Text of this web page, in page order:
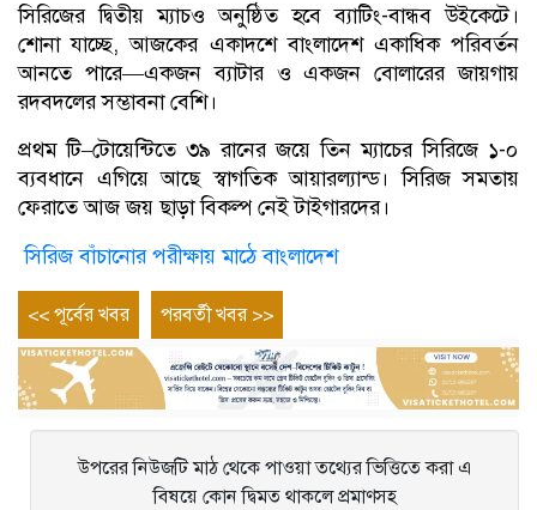
সিরিজের দ্বিতীয় ম্যাচও অনুষ্ঠিত হবে ব্যাটিং-বান্ধব উইকেটে।
শোনা যাচ্ছে, আজকের একাদশে বাংলাদেশ একাধিক পরিবর্তন
আনতে পারে—একজন ব্যাটার ও একজন বোলারের জায়গায়
রদবদলের সম্ভাবনা বেশি।
প্রথম টি–টোয়েন্টিতে ৩৯ রানের জয়ে তিন ম্যাচের সিরিজে ১-০
ব্যবধানে এগিয়ে আছে স্বাগতিক আয়ারল্যান্ড। সিরিজ সমতায়
ফেরাতে আজ জয় ছাড়া বিকল্প নেই টাইগারদের।
সিরিজ বাঁচানোর পরীক্ষায় মাঠে বাংলাদেশ
Post
navigation
<< পূর্বের খবর
Previous
entry
পরবর্তী খবর >>
উপরের নিউজটি মাঠ থেকে পাওয়া তথ্যের ভিত্তিতে করা এ
বিষয়ে কোন দ্বিমত থাকলে প্রমাণসহ